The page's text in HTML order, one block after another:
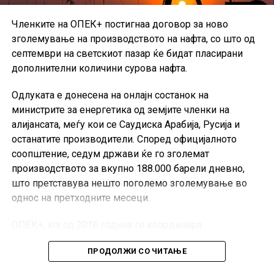
Членките на ОПЕК+ постигнаа договор за ново
зголемување на производството на нафта, со што од
септември на светскиот пазар ќе бидат пласирани
дополнителни количини сурова нафта.
Одлуката е донесена на онлајн состанок на
министрите за енергетика од земјите членки на
алијансата, меѓу кои се Саудиска Арабија, Русија и
останатите производители. Според официјалното
соопштение, седум држави ќе го зголемат
производството за вкупно 188.000 барели дневно,
што претставува нешто поголемо зголемување во
однос на претходните месеци.
производствените политики на членките на ОПЕК и
партнерските земји предводени од Русија, има клучна
ПРОДОЛЖИ СО ЧИТАЊЕ